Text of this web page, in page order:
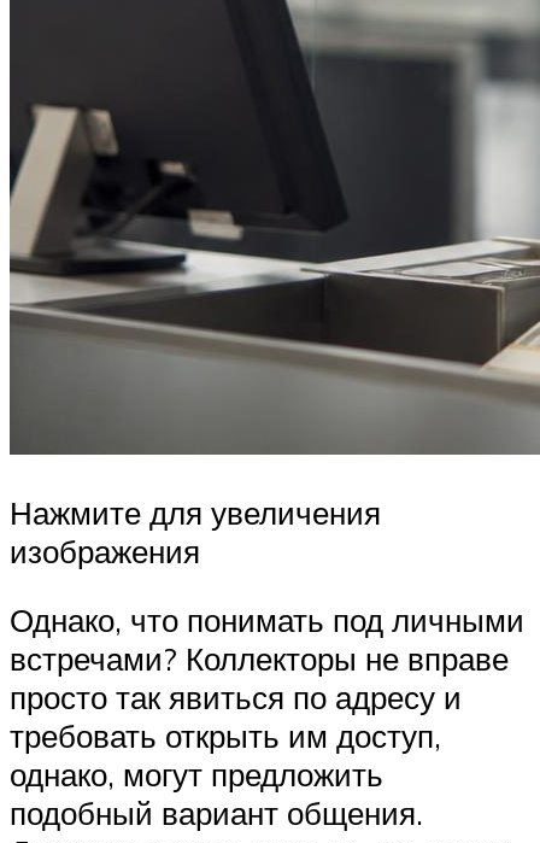
Нажмите для увеличения
изображения
Однако, что понимать под личными
встречами? Коллекторы не вправе
просто так явиться по адресу и
требовать открыть им доступ,
однако, могут предложить
подобный вариант общения.